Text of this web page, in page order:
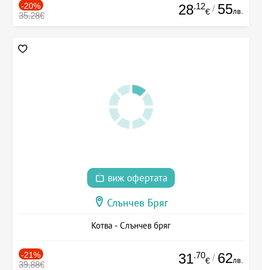
-20%
35.28€ 28.12
€ / 55лв.
виж офертата
Слънчев Бряг
Котва - Слънчев бряг
-21%
39.88€ 31.70
€ / 62лв.